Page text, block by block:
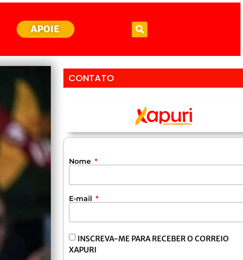
APOIE
CONTATO
Nome
E-mail
INSCREVA-ME PARA RECEBER O CORREIO
XAPURI